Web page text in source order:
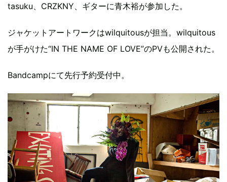
tasuku、CRZKNY、ギターに青木裕が参加した。
ジャケットアートワークはwilquitousが担当。wilquitous
が手がけた“IN THE NAME OF LOVE”のPVも公開された。
Bandcampにて先行予約受付中。